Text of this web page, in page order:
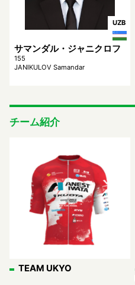
UZB
サマンダル・ジャニクロフ
155
JANIKULOV Samandar
チーム紹介
TEAM UKYO